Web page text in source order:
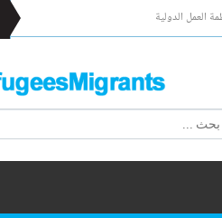
العمل الدولية